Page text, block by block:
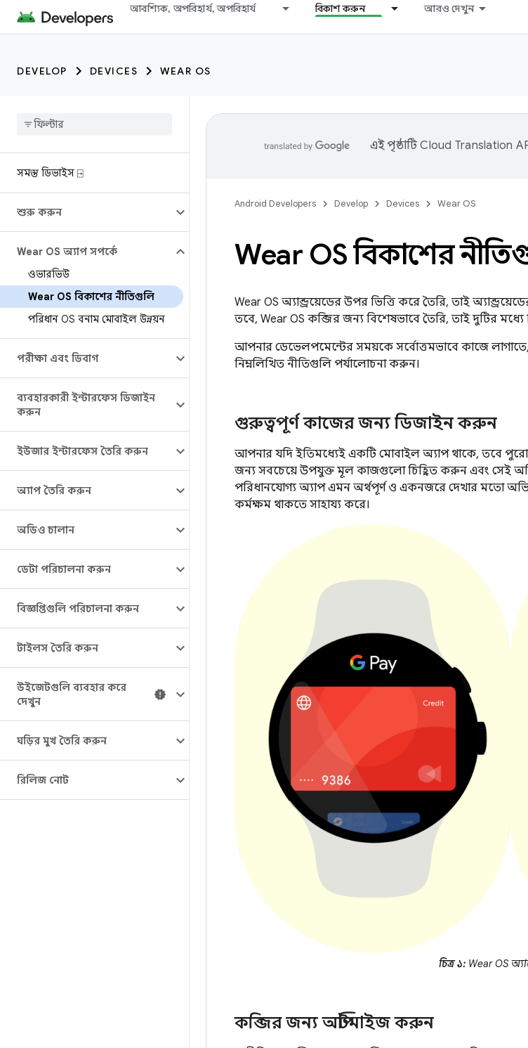
আবশ্যিক, অপরিহার্য, অপরিহার্য বিকাশ করুন আরও দেখুন
DEVELOP DEVICES WEAR OS
সমস্ত ডিভাইস ⍈
শুরু করুন
Wear OS অ্যাপ সম্পর্কে
ওভারভিউ
Wear OS বিকাশের নীতিগুলি
পরিধান OS বনাম মোবাইল উন্নয়ন
পরীক্ষা এবং ডিবাগ
ব্যবহারকারী ইন্টারফেস ডিজাইন
করুন
ইউজার ইন্টারফেস তৈরি করুন
অ্যাপ তৈরি করুন
অডিও চালান
ডেটা পরিচালনা করুন
বিজ্ঞপ্তিগুলি পরিচালনা করুন
টাইলস তৈরি করুন
উইজেটগুলি ব্যবহার করে
দেখুন
ঘড়ির মুখ তৈরি করুন
রিলিজ নোট
এই পৃষ্ঠাটিCloud Translation
Android Developers Develop Devices Wear OS
Wear OS বিকাশের
Wear OS অ্যান্ড্রয়েডের উপর ভিত্তি করে তৈরি, তাই
তবে, Wear OS কব্জির জন্য বিশেষভাবে তৈরি, তাই দুটির মধ্যে
আপনার ডেভেলপমেন্টের সময়কে সর্বোত্তমভাবে কাজে
নিম্নলিখিত নীতিগুলি পর্যালোচনা করুন।
গুরুত্বপূর্ণ কাজের জন্য ডিজাইন করুন
আপনার যদি ইতিমধ্যেই একটি মোবাইল অ্যাপ থাকে, তবে পুরো
জন্য সবচেয়ে উপযুক্ত মূল কাজগুলো চিহ্নিত করুন এবং সেই
পরিধানযোগ্য অ্যাপ এমন অর্থপূর্ণ ও একনজরে দেখার মতো
কর্মক্ষম থাকতে সাহায্য করে।
চিত্র ১:Wear OS
কব্জির জন্য অপ্টিমাইজ করুন